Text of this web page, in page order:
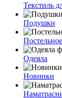
Текстиль
Подушки
Одеяла
Новинки